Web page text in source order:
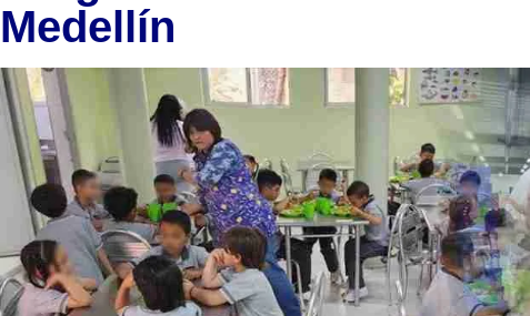
Medellín